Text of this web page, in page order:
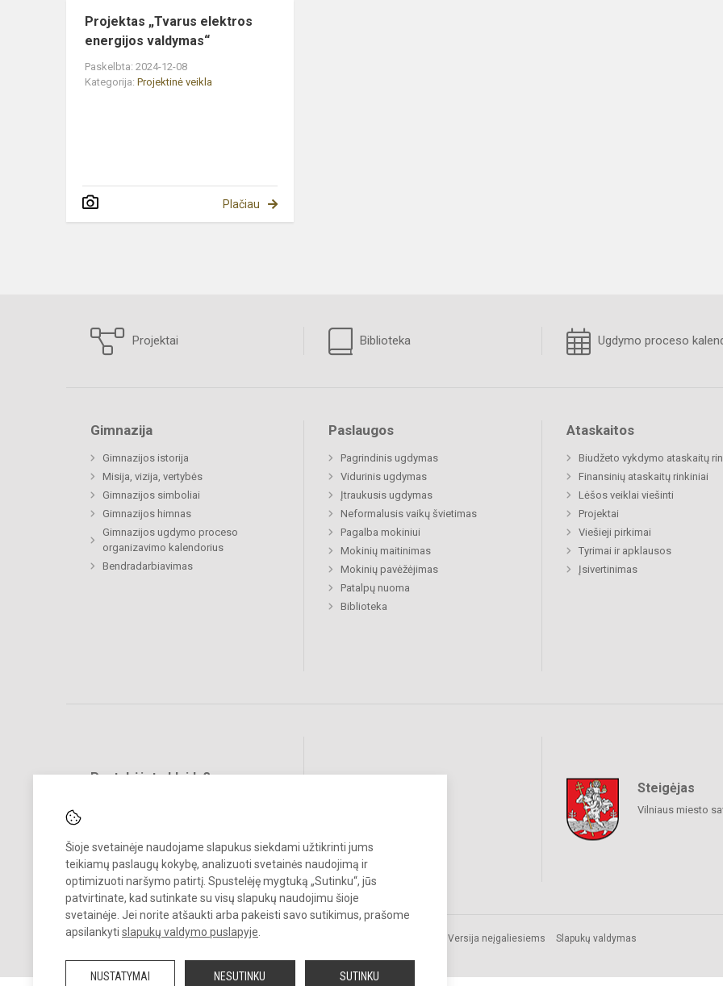
Šioje svetainėje naudojame slapukus siekdami užtikrinti jums
teikiamų paslaugų kokybę, analizuoti svetainės naudojimą ir
optimizuoti naršymo patirtį. Spustelėję mygtuką „Sutinku“, jūs
patvirtinate, kad sutinkate su visų slapukų naudojimu šioje
svetainėje. Jei norite atšaukti arba pakeisti savo sutikimus, prašome
apsilankyti slapukų valdymo puslapyje
NUSTATYMAI NESUTINKU SUTINKU
Projektas „Tvarus elektros
energijos valdymas“
Paskelbta: 2024-12-08
Kategorija: Projektinė veikla
Plačiau
Projektai Biblioteka Ugdymo proceso
Gimnazija
Gimnazijos istorija
Misija, vizija, vertybės
Gimnazijos simboliai
Gimnazijos himnas
Gimnazijos ugdymo proceso
organizavimo kalendorius
Bendradarbiavimas
Paslaugos
Pagrindinis ugdymas
Vidurinis ugdymas
Įtraukusis ugdymas
Neformalusis vaikų švietimas
Pagalba mokiniui
Mokinių maitinimas
Mokinių pavėžėjimas
Patalpų nuoma
Biblioteka
Ataskaitos
Biudžeto vykdymo ataskaitų
Finansinių ataskaitų rinkiniai
Lėšos veiklai viešinti
Projektai
Viešieji pirkimai
Tyrimai ir apklausos
Įsivertinimas
Pastabėjote klaidų?
Steigėjas
Vilniaus miesto
© 2026. Vilniaus Antakalnio gimnazija. Visos teisės saugomos.
Versija neįgaliesiems Slapukų valdymas